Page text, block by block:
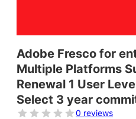
Adobe Fresco for
Multiple Platforms
Renewal 1 User
Select 3 year
0 reviews